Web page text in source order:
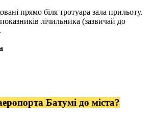
прямо біля тротуара зала прильоту.
лічильника (зазвичай до
Батумі до міста?